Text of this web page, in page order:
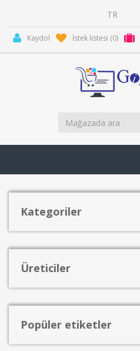
Kaydol İstek listesi (0)
Kategoriler
Üreticiler
Popüler etiketler